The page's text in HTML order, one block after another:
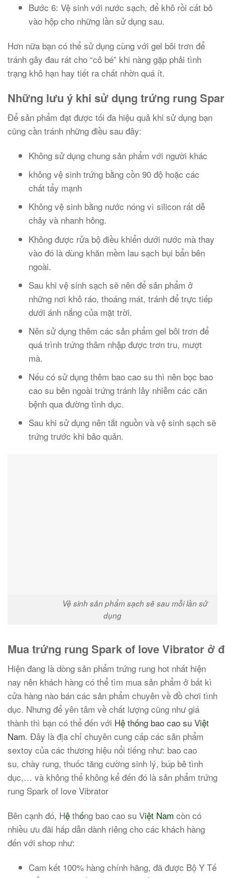
Bước 6: Vệ sinh với nước sạch, để khô rồi cất bỏ
vào hộp cho những lần sử dụng sau.
Hơn nữa bạn có thể sử dụng cùng với gel bôi trơn để
tránh gây đau rát cho “cô bé” khi nàng gặp phải tình
trạng khô hạn hay tiết ra chất nhờn quá ít.
Những lưu ý khi sử dụng trứng rung
Để sản phẩm đạt được tối đa hiệu quả khi sử dụng bạn
cũng cần tránh những điều sau đây:
Không sử dụng chung sản phẩm với người khác
không vệ sinh trứng bằng cồn 90 độ hoặc các
chất tẩy mạnh
Không vệ sinh bằng nước nóng vì silicon rất dễ
chảy và nhanh hỏng.
Không được rửa bộ điều khiển dưới nước mà thay
vào đó là dùng khăn mềm lau sạch bụi bẩn bên
ngoài.
Sau khi vệ sinh sạch sẽ nên để sản phẩm ở
những nơi khô ráo, thoáng mát, tránh để trực tiếp
dưới ánh nắng của mặt trời.
Nên sử dụng thêm các sản phẩm gel bôi trơn để
quá trình trứng thâm nhập được trơn tru, mượt
mà.
Nếu có sử dụng thêm bao cao su thì nên bọc bao
cao su bên ngoài trứng tránh lây nhiễm các căn
bệnh qua đường tình dục.
Sau khi sử dụng nên tắt nguồn và vệ sinh sạch sẽ
trứng trước khi bảo quản.
Vệ sinh sản phẩm sạch sẽ sau mỗi lần sử
dụng
Mua trứng rung Spark of love Vibrator ở
Hiện đang là dòng sản phẩm trứng rung hot nhất hiện
nay nên khách hàng có thể tìm mua sản phẩm ở bất kì
cửa hàng nào bán các sản phẩm chuyên về đồ chơi tình
dục. Nhưng để yên tâm về chất lượng cũng như giá
thành thì bạn có thể đến với Hệ thống bao cao su Việt
Nam. Đây là địa chỉ chuyên cung cấp các sản phẩm
sextoy của các thương hiệu nổi tiếng như: bao cao
su, chày rung, thuốc tăng cường sinh lý, búp bê tình
dục,… và không thể không kể đến đó là sản phẩm trứng
rung Spark of love Vibrator
Bên cạnh đó, Hệ thống bao cao su Việt Nam còn có
nhiều ưu đãi hấp dẫn dành riêng cho các khách hàng
đến với shop như:
Cam kết 100% hàng chính hãng, đã được Bộ Y Tế